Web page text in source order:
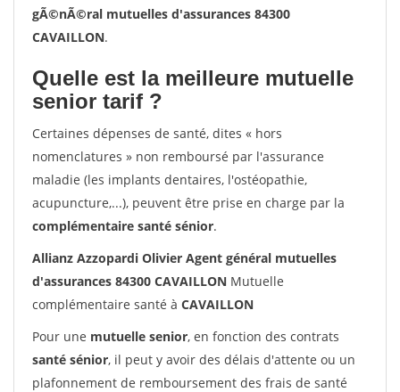
gÃ©nÃ©ral mutuelles d'assurances 84300
CAVAILLON.
Quelle est la meilleure mutuelle
senior tarif ?
Certaines dépenses de santé, dites « hors
nomenclatures » non remboursé par l'assurance
maladie (les implants dentaires, l'ostéopathie,
acupuncture,...), peuvent être prise en charge par la
complémentaire santé sénior.
Allianz Azzopardi Olivier Agent général mutuelles
d'assurances 84300 CAVAILLON Mutuelle
complémentaire santé à CAVAILLON
Pour une mutuelle senior, en fonction des contrats
santé sénior, il peut y avoir des délais d'attente ou un
plafonnement de remboursement des frais de santé